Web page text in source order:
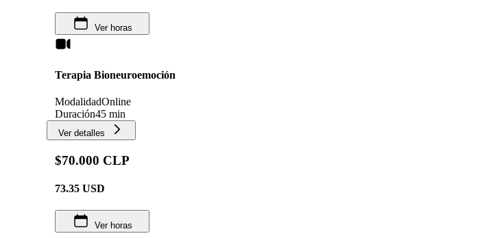
Ver horas
Terapia Bioneuroemoción
ModalidadOnline
Duración45 min
Ver detalles
$70.000 CLP
73.35 USD
Ver horas